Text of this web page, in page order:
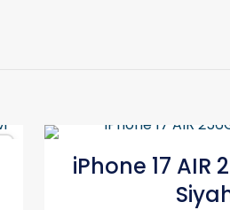
iPhone 17 AIR